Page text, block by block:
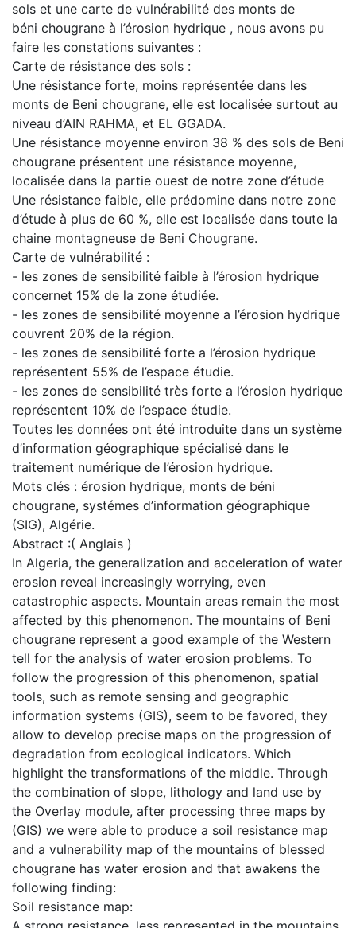
sols et une carte de vulnérabilité des monts de
béni chougrane à l’érosion hydrique , nous avons pu
faire les constations suivantes :
Carte de résistance des sols :
Une résistance forte, moins représentée dans les
monts de Beni chougrane, elle est localisée surtout au
niveau d’AIN RAHMA, et EL GGADA.
Une résistance moyenne environ 38 % des sols de Beni
chougrane présentent une résistance moyenne,
localisée dans la partie ouest de notre zone d’étude
Une résistance faible, elle prédomine dans notre zone
d’étude à plus de 60 %, elle est localisée dans toute la
chaine montagneuse de Beni Chougrane.
Carte de vulnérabilité :
- les zones de sensibilité faible à l’érosion hydrique
concernet 15% de la zone étudiée.
- les zones de sensibilité moyenne a l’érosion hydrique
couvrent 20% de la région.
- les zones de sensibilité forte a l’érosion hydrique
représentent 55% de l’espace étudie.
- les zones de sensibilité très forte a l’érosion hydrique
représentent 10% de l’espace étudie.
Toutes les données ont été introduite dans un système
d’information géographique spécialisé dans le
traitement numérique de l’érosion hydrique.
Mots clés : érosion hydrique, monts de béni
chougrane, systémes d’information géographique
(SIG), Algérie.
Abstract :( Anglais )
In Algeria, the generalization and acceleration of water
erosion reveal increasingly worrying, even
catastrophic aspects. Mountain areas remain the most
affected by this phenomenon. The mountains of Beni
chougrane represent a good example of the Western
tell for the analysis of water erosion problems. To
follow the progression of this phenomenon, spatial
tools, such as remote sensing and geographic
information systems (GIS), seem to be favored, they
allow to develop precise maps on the progression of
degradation from ecological indicators. Which
highlight the transformations of the middle. Through
the combination of slope, lithology and land use by
the Overlay module, after processing three maps by
(GIS) we were able to produce a soil resistance map
and a vulnerability map of the mountains of blessed
chougrane has water erosion and that awakens the
following finding:
Soil resistance map: